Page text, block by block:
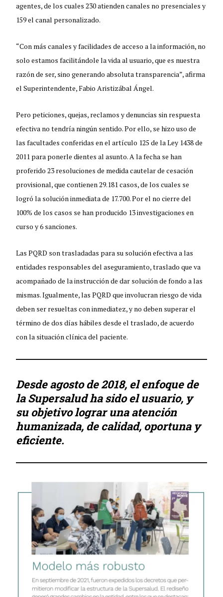
agentes, de los cuales 230 atienden canales no presenciales y
159 el canal personalizado.
“Con más canales y facilidades de acceso a la información, no
solo estamos facilitándole la vida al usuario, que es nuestra
razón de ser, sino generando absoluta transparencia”, afirma
el Superintendente, Fabio Aristizábal Ángel.
Pero peticiones, quejas, reclamos y denuncias sin respuesta
efectiva no tendría ningún sentido. Por ello, se hizo uso de
las facultades conferidas en el artículo 125 de la Ley 1438 de
2011 para ponerle dientes al asunto. A la fecha se han
proferido 23 resoluciones de medida cautelar de cesación
provisional, que contienen 29.181 casos, de los cuales se
logró la solución inmediata de 17.700. Por el no cierre del
100% de los casos se han producido 13 investigaciones en
curso y 6 sanciones.
Las PQRD son trasladadas para su solución efectiva a las
entidades responsables del aseguramiento, traslado que va
acompañado de la instrucción de dar solución de fondo a las
mismas. Igualmente, las PQRD que involucran riesgo de vida
deben ser resueltas con inmediatez, y no deben superar el
término de dos días hábiles desde el traslado, de acuerdo
con la situación clínica del paciente.
Desde agosto de 2018, el enfoque de
la Supersalud ha sido el usuario, y
su objetivo lograr una atención
humanizada, de calidad, oportuna y
eficiente.